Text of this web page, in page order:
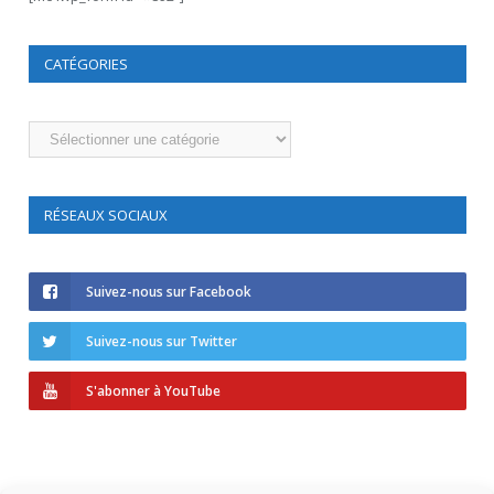
CATÉGORIES
Catégories
RÉSEAUX SOCIAUX
Suivez-nous sur Facebook
Suivez-nous sur Twitter
S'abonner à YouTube